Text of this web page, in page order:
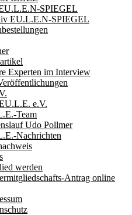
SPIEGEL
EU.L.E.N-SPIEGEL
Experten im Interview
e.V.
Team
Udo Pollmer
Nachrichten
werden
Antrag online